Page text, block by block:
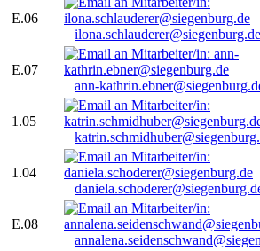
E.06
ilona.schlauderer@siegenburg.de
E.07
ann-
1.05
1.04
E.08